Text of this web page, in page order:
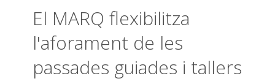
El MARQ flexibilitza
l'aforament de les
passades guiades i tallers